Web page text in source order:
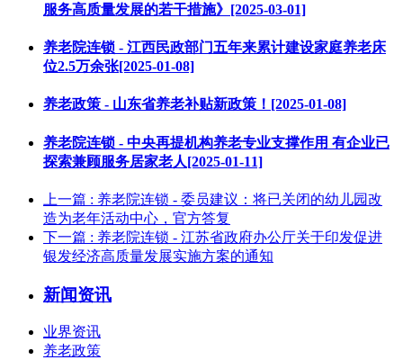
服务高质量发展的若干措施》[2025-03-01]
养老院连锁 - 江西民政部门五年来累计建设家庭养老床
位2.5万余张[2025-01-08]
养老政策 - 山东省养老补贴新政策！[2025-01-08]
养老院连锁 - 中央再提机构养老专业支撑作用 有企业已
探索兼顾服务居家老人[2025-01-11]
上一篇 : 养老院连锁 - 委员建议：将已关闭的幼儿园改
造为老年活动中心，官方答复
下一篇 : 养老院连锁 - 江苏省政府办公厅关于印发促进
银发经济高质量发展实施方案的通知
新闻资讯
业界资讯
养老政策